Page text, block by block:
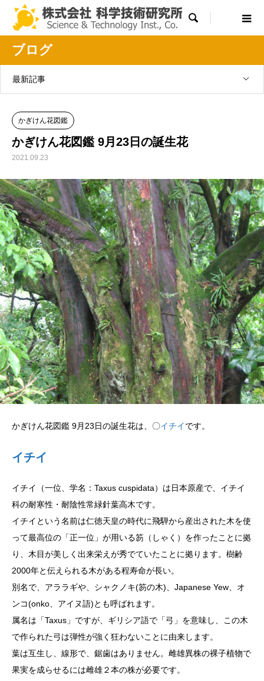

ブログ
最新記事
かぎけん花図鑑
かぎけん花図鑑 9月23日の誕生花
2021.09.23
かぎけん花図鑑 9月23日の誕生花は、〇イチイです。
イチイ
イチイ（一位、学名：Taxus cuspidata）は日本原産で、イチイ
科の耐寒性・耐陰性常緑針葉高木です。
イチイという名前は仁徳天皇の時代に飛騨から産出された木を使
って最高位の「正一位」が用いる笏（しゃく）を作ったことに拠
り、木目が美しく出来栄えが秀でていたことに拠ります。樹齢
2000年と伝えられる木がある程寿命が長い。
別名で、アララギや、シャクノキ(笏の木)、Japanese Yew、オ
ンコ(onko、アイヌ語)とも呼ばれます。
属名は「Taxus」ですが、ギリシア語で「弓」を意味し、この木
で作られた弓は弾性が強く狂わないことに由来します。
葉は互生し、線形で、鋸歯はありません。雌雄異株の裸子植物で
果実を成らせるには雌雄２本の株が必要です。